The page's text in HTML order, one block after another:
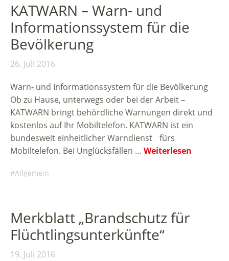
KATWARN – Warn- und
Informationssystem für die
Bevölkerung
26. Juli 2016
Warn- und Informationssystem für die Bevölkerung
Ob zu Hause, unterwegs oder bei der Arbeit –
KATWARN bringt behördliche Warnungen direkt und
kostenlos auf Ihr Mobiltelefon. KATWARN ist ein
bundesweit einheitlicher Warndienst fürs
Mobiltelefon. Bei Unglücksfällen … Weiterlesen
Allgemein
Merkblatt „Brandschutz für
Flüchtlingsunterkünfte“
19. Juli 2016